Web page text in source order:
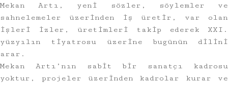
Mekan Artı, yeni sözler, söylemler ve
sahnelemeler üzerinden iş üretir, var olan
işleri izler, üretimleri takip ederek XXI.
yüzyılın tiyatrosu üzerine bugünün dilini
arar.
Mekan Artı’nın sabit bir sanatçı kadrosu
yoktur, projeler üzerinden kadrolar kurar ve